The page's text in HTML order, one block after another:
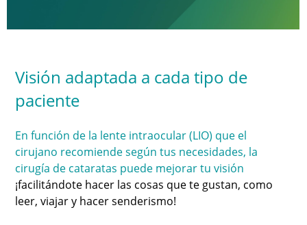
Visión adaptada a cada tipo de
paciente
En función de la lente intraocular (LIO) que el
cirujano recomiende según tus necesidades, la
cirugía de cataratas puede mejorar tu visión
¡facilitándote hacer las cosas que te gustan, como
leer, viajar y hacer senderismo!